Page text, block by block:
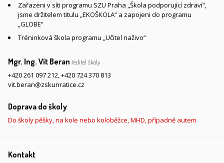
Zařazeni v síti programu SZU Praha „Škola podporující zdraví“,
jsme držitelem titulu „EKOŠKOLA“ a zapojeni do programu
„GLOBE“
Tréninková škola programu „Učitel naživo“
Mgr. Ing. Vít Beran ředitel školy
+420 261 097 212,+420 724 370 813
vit.beran@zskunratice.cz
Doprava do školy
Do školy pěšky, na kole nebo koloběžce, MHD, případně autem
Kontakt